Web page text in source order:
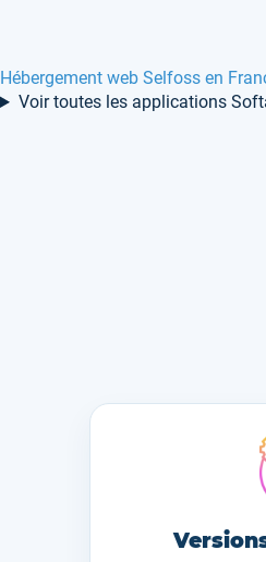
Hébergement web Selfoss en
Voir toutes les applications